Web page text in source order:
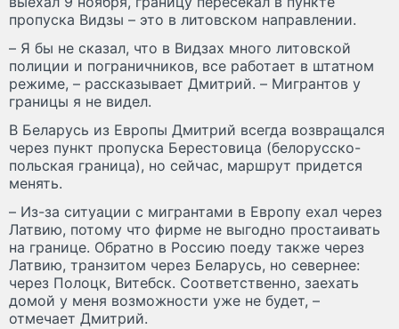
пропуска Видзы – это в литовском направлении.
– Я бы не сказал, что в Видзах много литовской
полиции и пограничников, все работает в штатном
режиме, – рассказывает Дмитрий. – Мигрантов у
границы я не видел.
В Беларусь из Европы Дмитрий всегда возвращался
через пункт пропуска Берестовица (белорусско-
польская граница), но сейчас, маршрут придется
менять.
– Из-за ситуации с мигрантами в Европу ехал через
Латвию, потому что фирме не выгодно простаивать
на границе. Обратно в Россию поеду также через
Латвию, транзитом через Беларусь, но севернее:
через Полоцк, Витебск. Соответственно, заехать
домой у меня возможности уже не будет, –
отмечает Дмитрий.